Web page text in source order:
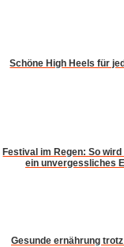
Schöne High Heels für
Festival im Regen: So
ein unvergessliches
Gesunde ernährung